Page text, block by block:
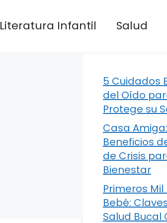
Literatura Infantil Salud
5 Cuidados
del Oído
Protege su
Casa
Beneficios
de Crisis
Bienestar
Primeros
Bebé:
Salud Bucal